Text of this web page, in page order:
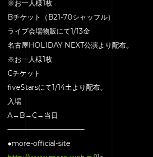
※お一人様1枚
Bチケット（B21-70シャッフル）
ライブ会場物販にて1/13金
名古屋HOLIDAY NEXT公演より配布。
※お一人様1枚
Cチケット
fiveStarsにて1/14土より配布。
入場
A→B→C→当日
———————————
●more-official-site